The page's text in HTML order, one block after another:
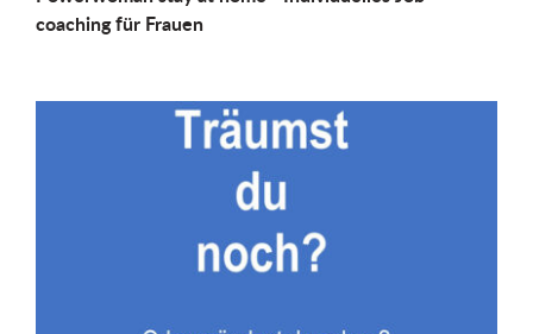
coaching für Frauen